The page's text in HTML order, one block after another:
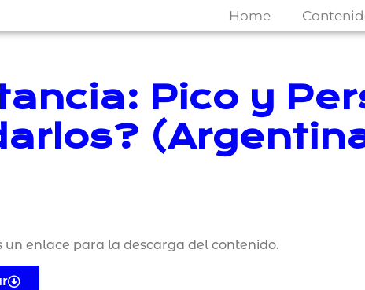
Home
Pico y
un enlace para la descarga del contenido.